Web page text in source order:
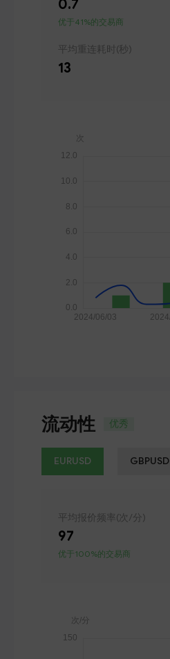
0.7
优于41%的交易商
平均重连耗时(秒)
13
流动性 优秀
EURUSD GBPUSD
平均报价频率(次/分)
97
优于100%的交易商